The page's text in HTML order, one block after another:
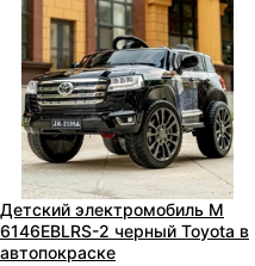
Детский электромобиль M
6146EBLRS-2 черный Toyota в
автопокраске